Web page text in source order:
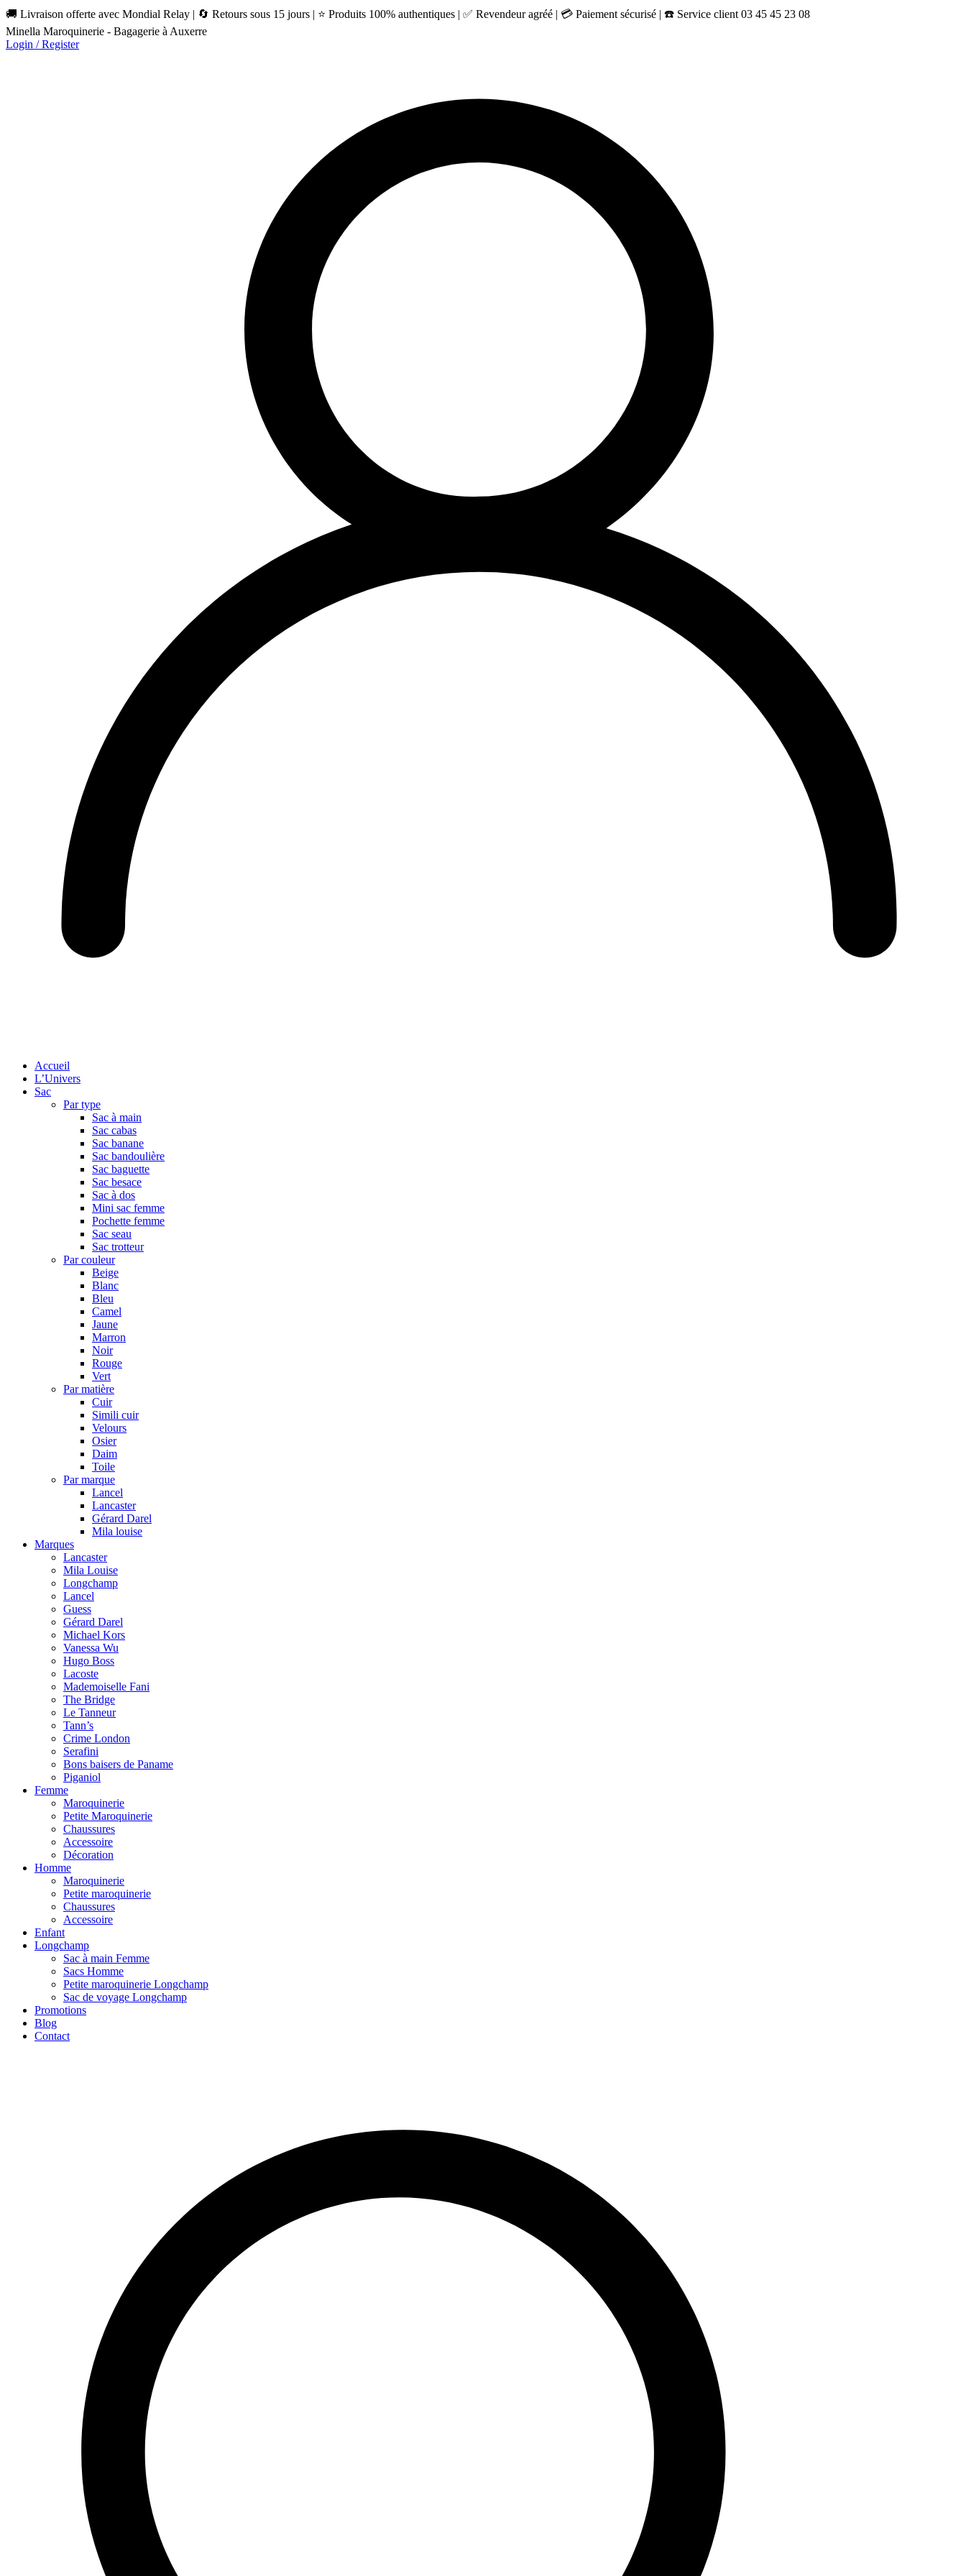
🚚 Livraison offerte avec Mondial Relay | 🔄 Retours sous 15 jours | ⭐ Produits 100% authentiques | ✅ Revendeur agréé | 💳 Paiement sécurisé | ☎️ Service client 03 45 45 23 08
Minella Maroquinerie - Bagagerie à Auxerre
Login / Register
Accueil
L’Univers
Sac
Par type
Sac à main
Sac cabas
Sac banane
Sac bandoulière
Sac baguette
Sac besace
Sac à dos
Mini sac femme
Pochette femme
Sac seau
Sac trotteur
Par couleur
Beige
Blanc
Bleu
Camel
Jaune
Marron
Noir
Rouge
Vert
Par matière
Cuir
Simili cuir
Velours
Osier
Daim
Toile
Par marque
Lancel
Lancaster
Gérard Darel
Mila louise
Marques
Lancaster
Mila Louise
Longchamp
Lancel
Guess
Gérard Darel
Michael Kors
Vanessa Wu
Hugo Boss
Lacoste
Mademoiselle Fani
The Bridge
Le Tanneur
Tann’s
Crime London
Serafini
Bons baisers de Paname
Piganiol
Femme
Maroquinerie
Petite Maroquinerie
Chaussures
Accessoire
Décoration
Homme
Maroquinerie
Petite maroquinerie
Chaussures
Accessoire
Enfant
Longchamp
Sac à main Femme
Sacs Homme
Petite maroquinerie Longchamp
Sac de voyage Longchamp
Promotions
Blog
Contact